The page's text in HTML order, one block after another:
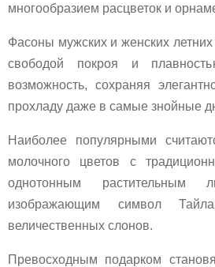
многообразием расцветок и
Фасоны мужских и женских
свободой покроя и
возможность, сохраняя
прохладу даже в самые знойные
Наиболее популярными
молочного цветов с
однотонным растительным
изображающим символ
величественных слонов.
Превосходным подарком